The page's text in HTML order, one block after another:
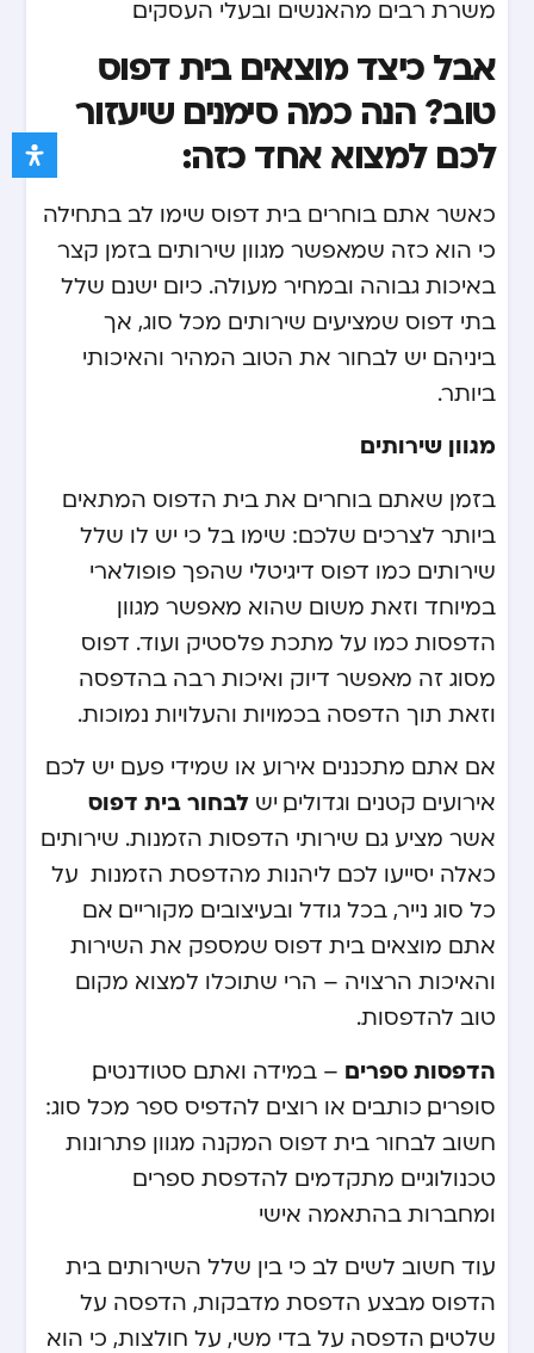
משרת רבים מהאנשים ובעלי העסקים.
אבל כיצד מוצאים בית דפוס
טוב? הנה כמה סימנים שיעזור
לכם למצוא אחד כזה:
כאשר אתם בוחרים בית דפוס שימו לב בתחילה
כי הוא כזה שמאפשר מגוון שירותים בזמן קצר
באיכות גבוהה ובמחיר מעולה. כיום ישנם שלל
בתי דפוס שמציעים שירותים מכל סוג, אך
ביניהם יש לבחור את הטוב המהיר והאיכותי
ביותר.
מגוון שירותים
בזמן שאתם בוחרים את בית הדפוס המתאים
ביותר לצרכים שלכם: שימו בל כי יש לו שלל
שירותים כמו דפוס דיגיטלי שהפך פופולארי
במיוחד וזאת משום שהוא מאפשר מגוון
הדפסות כמו על מתכת פלסטיק ועוד. דפוס
מסוג זה מאפשר דיוק ואיכות רבה בהדפסה
וזאת תוך הדפסה בכמויות והעלויות נמוכות.
אם אתם מתכננים אירוע או שמידי פעם יש לכם
אירועים קטנים וגדולים, ישלבחור בית דפוס
אשר מציע גם שירותי הדפסות הזמנות . שירותים
כאלה יסייעו לכם ליהנות מהדפסת הזמנות על
כל סוג נייר, בכל גודל ובעיצובים מקוריים. אם
אתם מוצאים בית דפוס שמספק את השירות
והאיכות הרצויה – הרי שתוכלו למצוא מקום
טוב להדפסות.
הדפסות ספרים – במידה ואתם סטודנטים,
סופרים, כותבים או רוצים להדפיס ספר מכל סוג:
חשוב לבחור בית דפוס המקנה מגוון פתרונות
טכנולוגיים מתקדמים להדפסת ספרים
ומחברות בהתאמה אישי
עוד חשוב לשים לב כי בין שלל השירותים בית
הדפוס מבצע הדפסת מדבקות, הדפסה על
שלטים, הדפסה על בדי משי, על חולצות, כי הוא